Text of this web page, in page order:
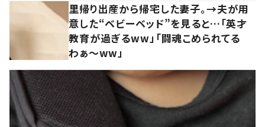
里帰り出産から帰宅した妻子。→夫が用
意した“ベビーベッド”を見ると…「英才
教育が過ぎるww」「闘魂こめられてる
わぁ～ww」